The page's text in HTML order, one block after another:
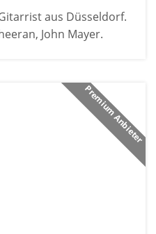
aus Düsseldorf.
John Mayer.
Premium Anbieter